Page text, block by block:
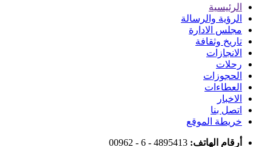
الرئيسية
الرؤية والرسالة
مجلس الادارة
تاريخ وثقافة
الانجازات
رحلات
الحجوزات
العطاءات
الاخبار
اتصل بنا
خريطة الموقع
أرقام الهاتف: 00962 - 6 - 4895413